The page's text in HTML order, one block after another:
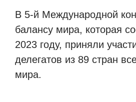
В 5-й Международной
балансу мира, которая
2023 году, приняли
делегатов из 89 стран
мира.